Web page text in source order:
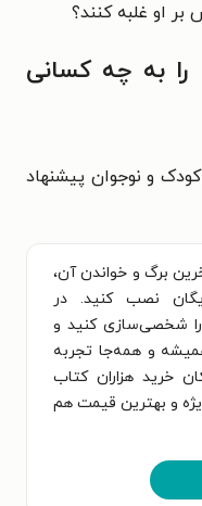
او غلبه کنند؟
به چه کسانی
و نوجوان پیشنهاد
برگ و خواندن آن،
نصب کنید. در
را شخصی‌سازی کنید و
و همه‌جا تجربه
خرید هزاران کتاب
و بهترین قیمت هم